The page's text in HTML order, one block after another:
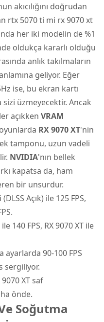
akıcılığını doğrudan
rtx 5070 ti mi rx 9070 xt
her iki modelin de %1
oldukça kararlı olduğu
anlık takılmaların
geliyor. Eğer
ise, bu ekran kartı
üzmeyecektir. Ancak
açıkken VRAM
oyunlarda RX 9070 XT'nin
tamponu, uzun vadeli
NVIDIA'nın bellek
kapatsa da, ham
bir unsurdur.
(DLSS Açık) ile 125 FPS,
140 FPS, RX 9070 XT ile
90-100 FPS
sergiliyor.
9070 XT saf
önde.
Soğutma